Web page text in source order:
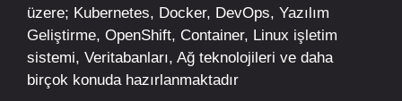
üzere; Kubernetes, Docker, DevOps, Yazılım
Geliştirme, OpenShift, Container, Linux işletim
sistemi, Veritabanları, Ağ teknolojileri ve daha
birçok konuda hazırlanmaktadır